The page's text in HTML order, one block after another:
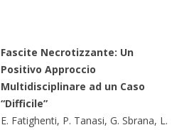
Fascite Necrotizzante: Un
Positivo Approccio
Multidisciplinare ad un Caso
“Difficile”
E. Fatighenti, P. Tanasi, G. Sbrana, L.